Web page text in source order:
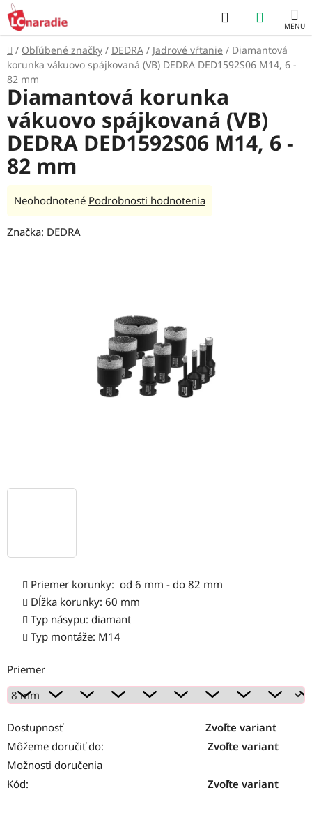
Prejsť
na
obsah
Hľadať
KOŠÍK
Domov
/ Obľúbené značky / DEDRA / Jadrové vŕtanie / Diamantová
korunka vákuovo spájkovaná (VB) DEDRA DED1592S06 M14, 6 -
82 mm
Priemer korunky: od 6 mm - do 82 mm
Dĺžka korunky: 60 mm
Typ násypu: diamant
Typ montáže: M14
Priemer
Dostupnosť
Zvoľte variant
Môžeme doručiť do:
Zvoľte variant
Možnosti doručenia
Kód:
Zvoľte variant
Diamantová korunka
vákuovo spájkovaná (VB)
DEDRA DED1592S06 M14, 6 -
82 mm
Priemerné
produktu
Neohodnotené Podrobnosti hodnotenia
Značka: DEDRA